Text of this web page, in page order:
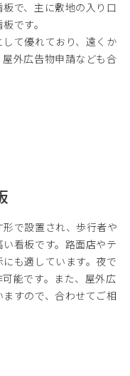
で、主に敷地の入り口
です。
て優れており、遠くか
外広告物申請なども合
で設置され、歩行者や
看板です。路面店やテ
も適しています。夜で
能です。また、屋外広
すので、合わせてご相